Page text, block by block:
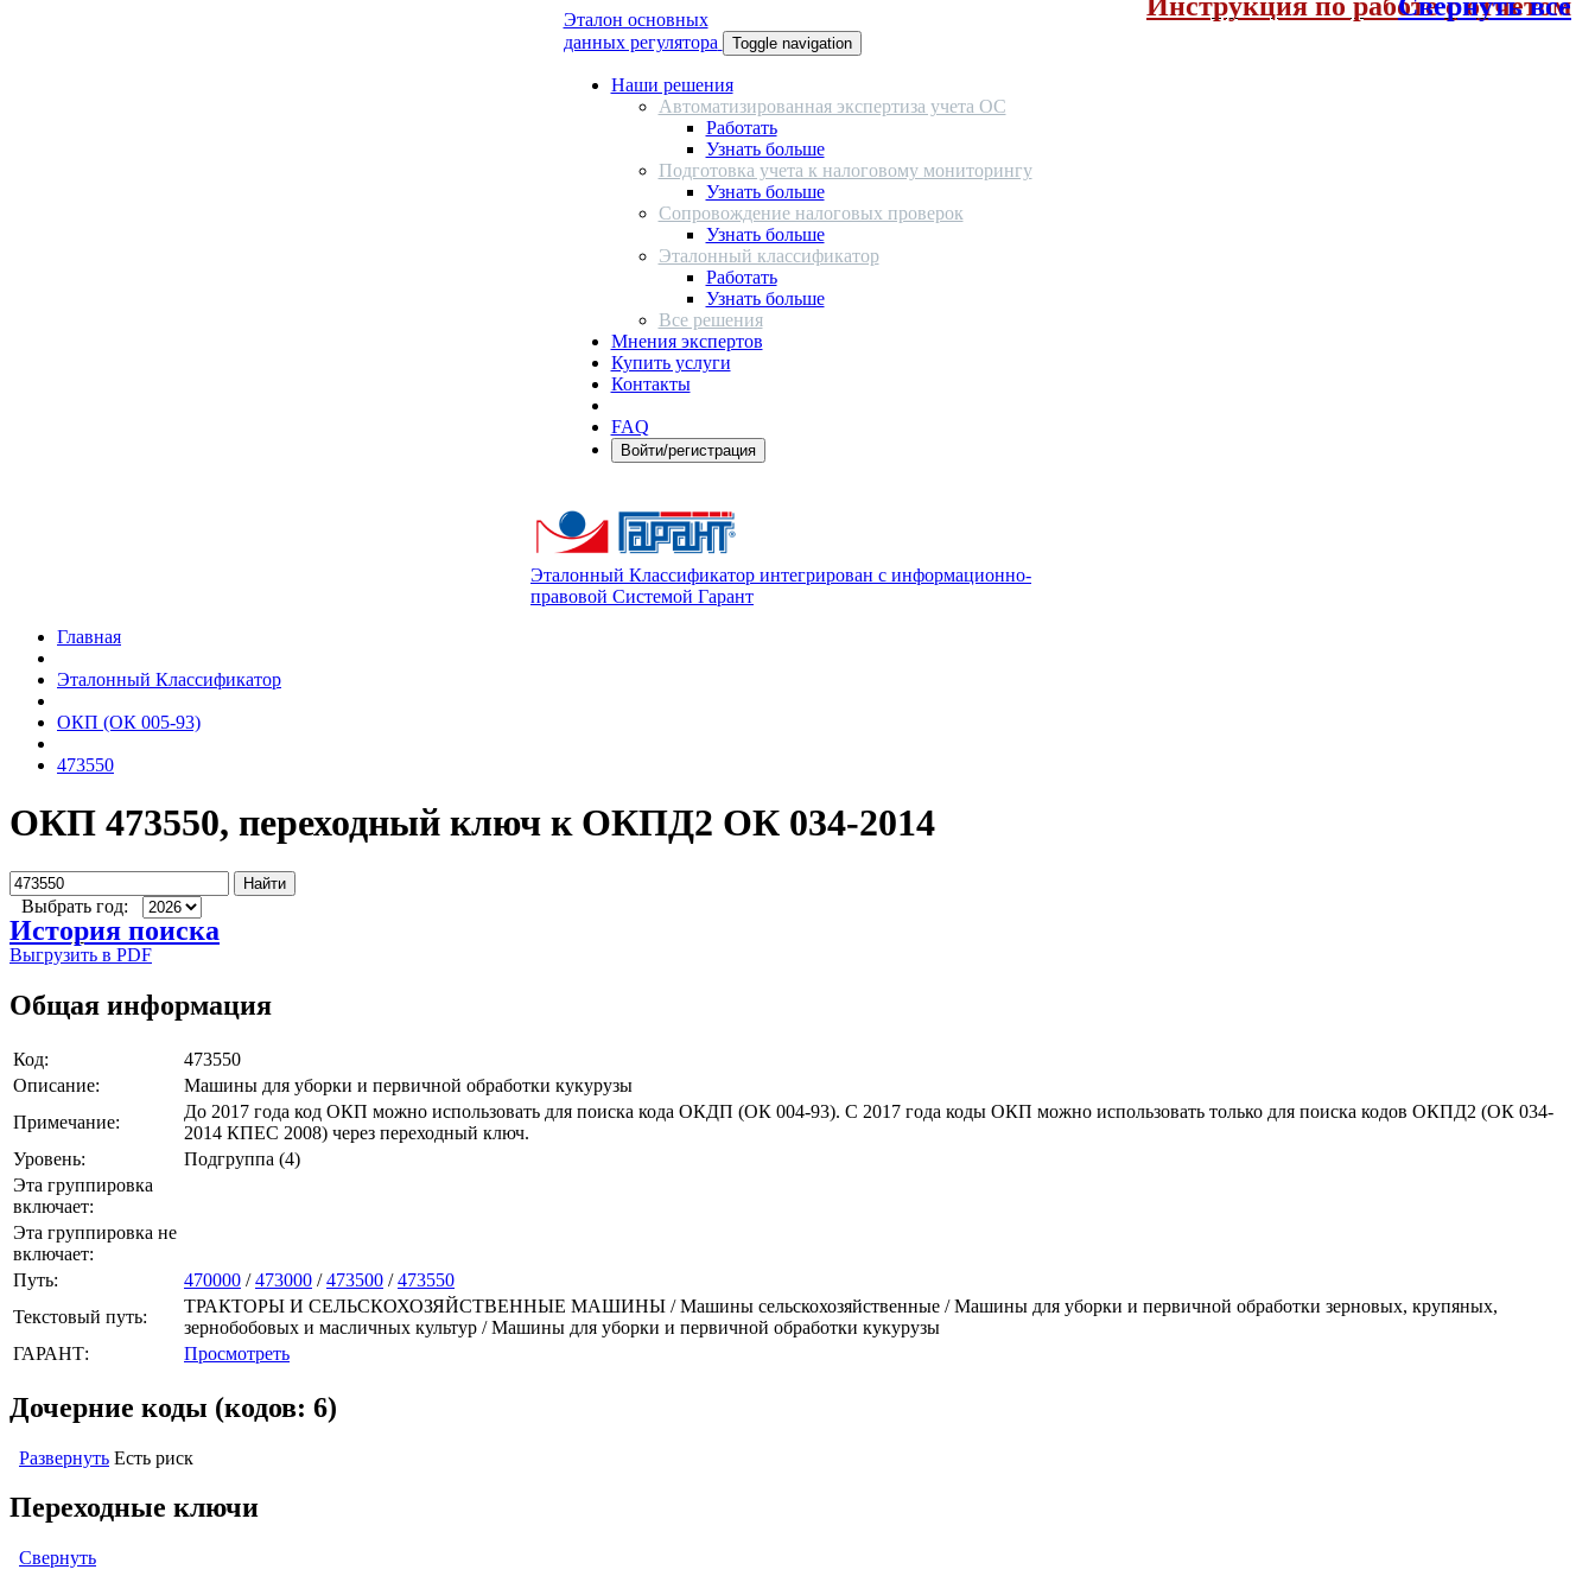
Эталон основных
данных регулятора
Toggle navigation
Наши решения
Автоматизированная экспертиза учета ОС
Работать
Узнать больше
Подготовка учета к налоговому мониторингу
Узнать больше
Сопровождение налоговых проверок
Узнать больше
Эталонный классификатор
Работать
Узнать больше
Все решения
Мнения экспертов
Купить услуги
Контакты
FAQ
Войти/регистрация
Эталонный Классификатор интегрирован с информационно-
правовой Системой Гарант
Главная
Эталонный Классификатор
ОКП (ОК 005-93)
473550
ОКП 473550, переходный ключ к ОКПД2 ОК 034-2014
Найти
Выбрать год:
История поиска
Выгрузить в PDF
Общая информация
Код:
473550
Описание:
Машины для уборки и первичной обработки кукурузы
Примечание:
До 2017 года код ОКП можно использовать для поиска кода ОКДП (ОК 004-93). C 2017 года коды ОКП можно использовать только для поиска кодов ОКПД2 (ОК 034-
2014 КПЕС 2008) через переходный ключ.
Уровень:
Подгруппа (4)
Эта группировка
включает:
Эта группировка не
включает:
Путь:
470000 /473000 /473500 /473550
Текстовый путь:
ТРАКТОРЫ И СЕЛЬСКОХОЗЯЙСТВЕННЫЕ МАШИНЫ / Машины сельскохозяйственные / Машины для уборки и первичной обработки зерновых, крупяных,
зернобобовых и масличных культур / Машины для уборки и первичной обработки кукурузы
ГАРАНТ:
Просмотреть
Дочерние коды (кодов: 6)
Развернуть Есть риск
Переходные ключи
Свернуть